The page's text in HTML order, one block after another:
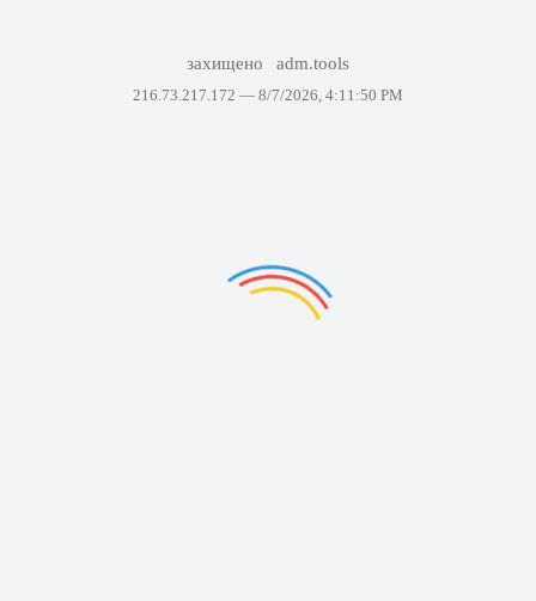
захищено adm.tools
216.73.217.172 — 8/7/2026, 4:11:50 PM